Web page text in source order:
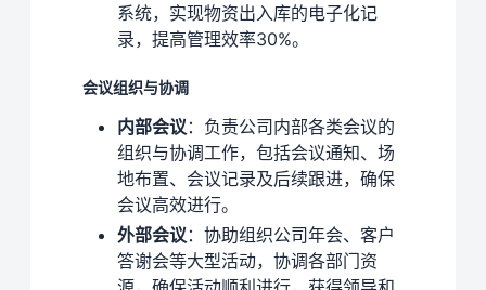
系统，实现物资出入库的电子化记
录，提高管理效率30%。
会议组织与协调
内部会议：负责公司内部各类会议的
组织与协调工作，包括会议通知、场
地布置、会议记录及后续跟进，确保
会议高效进行。
外部会议：协助组织公司年会、客户
答谢会等大型活动，协调各部门资